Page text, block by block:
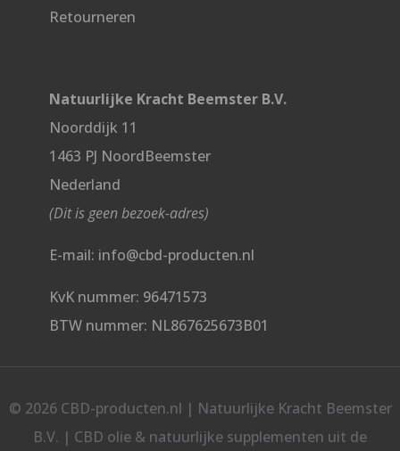
Retourneren
Natuurlijke Kracht Beemster B.V.
Noorddijk 11
1463 PJ NoordBeemster
Nederland
(Dit is geen bezoek-adres)
E-mail: info@cbd-producten.nl
KvK nummer: 96471573
BTW nummer: NL867625673B01
© 2026 CBD-producten.nl | Natuurlijke Kracht Beemster
B.V. | CBD olie & natuurlijke supplementen uit de